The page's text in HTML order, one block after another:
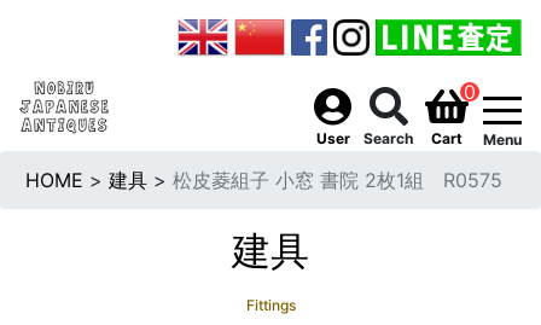
User Search
0
Cart Menu
HOME > 建具 > 松皮菱組子 小窓 書院 2枚1組 R0575
建具
Fittings